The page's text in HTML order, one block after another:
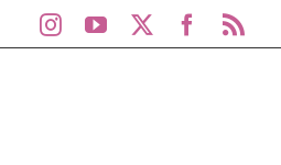
InstagramYouTube